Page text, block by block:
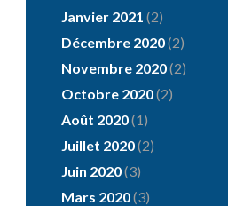
Janvier 2021 (2)
Décembre 2020(2)
Novembre 2020(2)
Octobre 2020(2)
Août 2020(1)
Juillet 2020(2)
Juin 2020(3)
Mars 2020(3)